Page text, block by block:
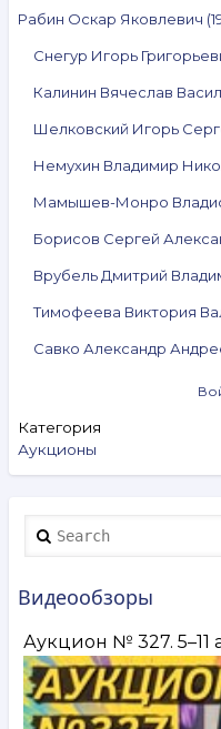
Рабин Оскар Яковлевич
Снегур Игорь
Калинин Вячеслав
Шелковский Игорь
Немухин Владимир
Мамышев-Монро
Борисов Сергей
Врубель Дмитрий
Тимофеева Виктория
Савко Александр
Категория
Аукционы
Search
Видеообзоры
Аукцион № 327. 5–11